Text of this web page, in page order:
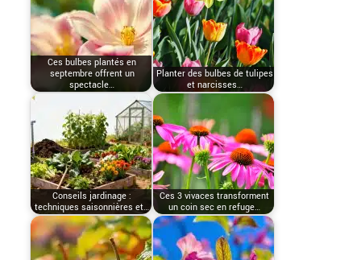
Ces bulbes plantés en
septembre offrent un
spectacle…
Planter des bulbes de tulipes
et narcisses…
Conseils jardinage :
techniques saisonnières et…
Ces 3 vivaces transforment
un coin sec en refuge…